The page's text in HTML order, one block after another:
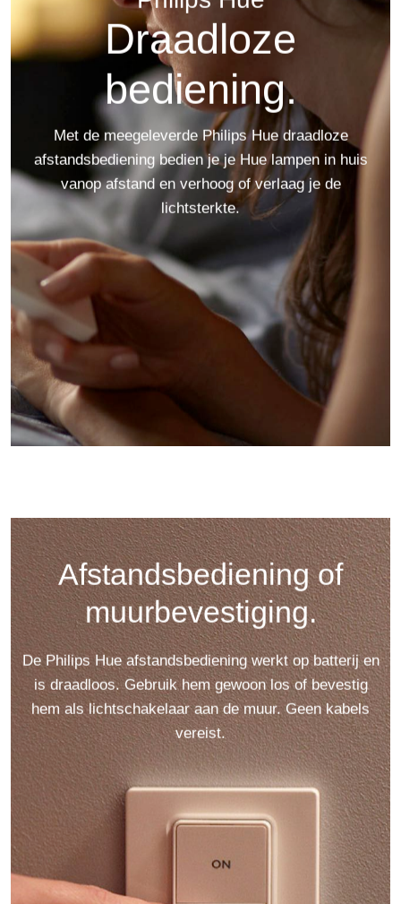
Draadloze
bediening.
Met de meegeleverde Philips Hue draadloze
afstandsbediening bedien je je Hue lampen in huis
vanop afstand en verhoog of verlaag je de
lichtsterkte.
Afstandsbediening of
muurbevestiging.
De Philips Hue afstandsbediening werkt op batterij en
is draadloos. Gebruik hem gewoon los of bevestig
hem als lichtschakelaar aan de muur. Geen kabels
vereist.